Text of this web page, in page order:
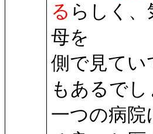
る らしく
母を
側で見てい
もあるでし
一つの病